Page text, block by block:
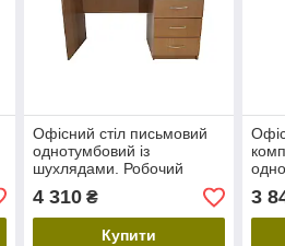
Офісний стіл письмовий
однотумбовий із
шухлядами. Робочий
тумбою для ноутбука в
офіс
4 310₴
Купити
3